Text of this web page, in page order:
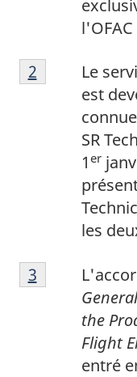
e
b
e
1
N
o
d
e
Le
est
SR
1 er
les
Retour à la
2
N
o
the
Flight
entré
Retour à la
3